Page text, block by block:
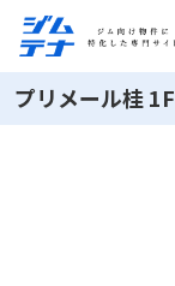
プリメール桂 1F